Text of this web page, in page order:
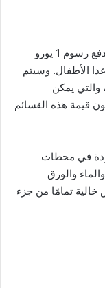
حيث سيكلف دخول المراحيض الجديدة سيتم دفع رسوم 1 يورو
طولهم عن 1.20 متر، ما عدا الأطفال. وسيتم
والتي يمكن
قيمة هذه القسائم
في محطات
والورق
خالية تمامًا من جزء